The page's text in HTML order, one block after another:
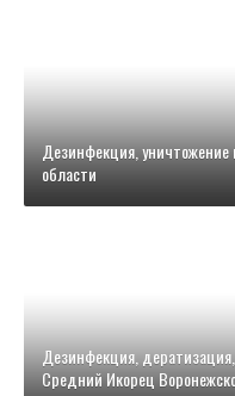
Дезинфекция, уничтожение
области
Дезинфекция,
Средний Икорец